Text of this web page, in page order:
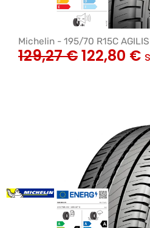
Michelin - 195/70 R15C
129,27€122,80 €